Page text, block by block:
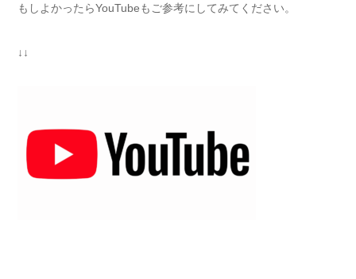
もしよかったらYouTubeもご参考にしてみてください。
↓↓